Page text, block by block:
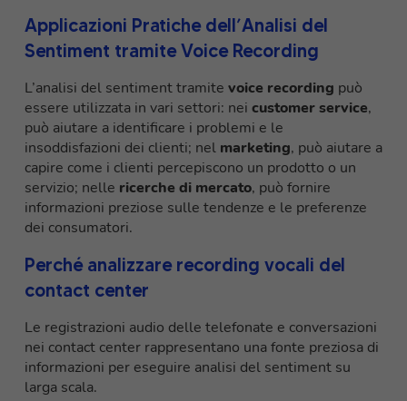
Applicazioni Pratiche dell’Analisi del
Sentiment tramite Voice Recording
L’analisi del sentiment tramite voice recording può
essere utilizzata in vari settori: nei customer service,
può aiutare a identificare i problemi e le
insoddisfazioni dei clienti; nel marketing, può aiutare a
capire come i clienti percepiscono un prodotto o un
servizio; nelle ricerche di mercato, può fornire
informazioni preziose sulle tendenze e le preferenze
dei consumatori.
Perché analizzare recording vocali del
contact center
Le registrazioni audio delle telefonate e conversazioni
nei contact center rappresentano una fonte preziosa di
informazioni per eseguire analisi del sentiment su
larga scala.